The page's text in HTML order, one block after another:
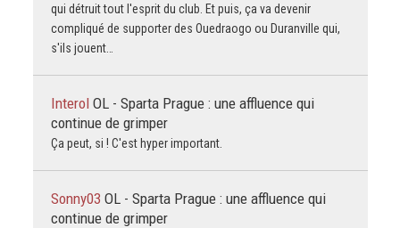
qui détruit tout l'esprit du club. Et puis, ça va devenir
compliqué de supporter des Ouedraogo ou Duranville qui,
s'ils jouent…
Interol OL - Sparta Prague : une affluence qui
continue de grimper
Ça peut, si ! C'est hyper important.
Sonny03 OL - Sparta Prague : une affluence qui
continue de grimper